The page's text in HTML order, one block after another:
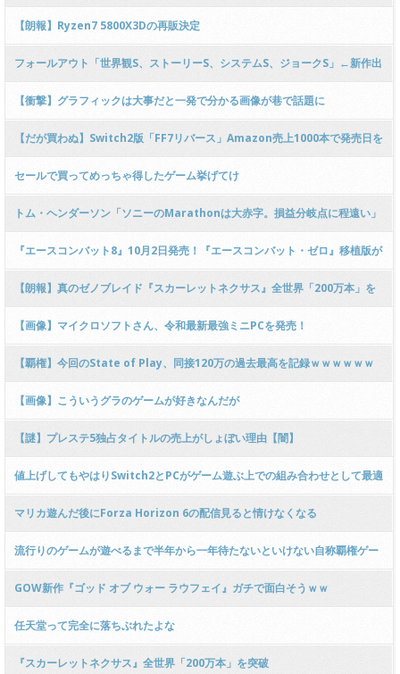
【朗報】Ryzen7 5800X3Dの再販決定
フォールアウト「世界観S、ストーリーS、システムS、ジョークS」←新作出
ない理由
【衝撃】グラフィックは大事だと一発で分かる画像が巷で話題に
【だが買わぬ】Switch2版「FF7リバース」Amazon売上1000本で発売日を
迎えるwwwwwwwwww
セールで買ってめっちゃ得したゲーム挙げてけ
トム・ヘンダーソン「ソニーのMarathonは大赤字。損益分岐点に程遠い」
『エースコンバット8』10月2日発売！『エースコンバット・ゼロ』移植版が
予約特典に
【朗報】真のゼノブレイド『スカーレットネクサス』全世界「200万本」を
突破。
【画像】マイクロソフトさん、令和最新最強ミニPCを発売！
【覇権】今回のState of Play、同接120万の過去最高を記録ｗｗｗｗｗｗ
ｗｗｗｗｗｗｗｗ
【画像】こういうグラのゲームが好きなんだが
【謎】プレステ5独占タイトルの売上がしょぼい理由【闇】
値上げしてもやはりSwitch2とPCがゲーム遊ぶ上での組み合わせとして最適
解だったな
マリカ遊んだ後にForza Horizon 6の配信見ると情けなくなる
流行りのゲームが遊べるまで半年から一年待たないといけない自称覇権ゲー
ム機があるらしい
GOW新作『ゴッド オブ ウォー ラウフェイ』ガチで面白そうｗｗ
任天堂って完全に落ちぶれたよな
『スカーレットネクサス』全世界「200万本」を突破